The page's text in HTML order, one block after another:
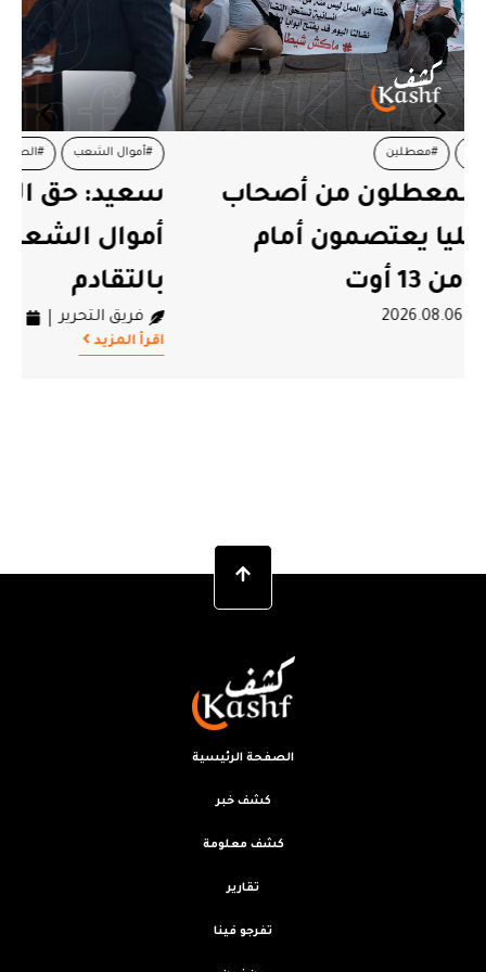
#أموال الشعب #قيس سعيد
سعيد: حق الدولة في استرجاع
أموال الشعب التونسي لن يسقط
بالتقادم
فريق التحرير
الصفحة الرئيسية
كشف خبر
كشف معلومة
تقارير
تفرجو فينا